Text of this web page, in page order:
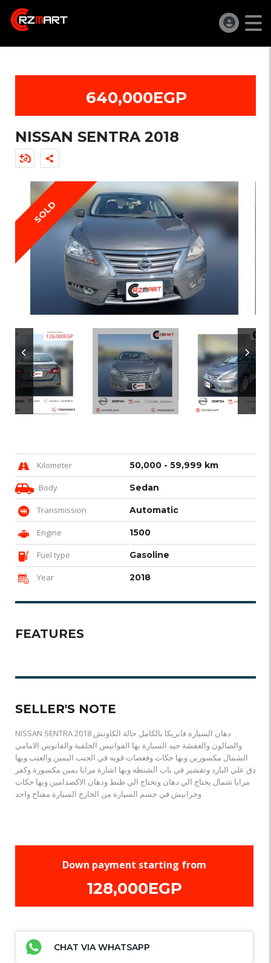
640,000EGP
NISSAN SENTRA 2018
SOLD
Kilometer 50,000 - 59,999 km
Body Sedan
Transmission Automatic
Engine 1500
Fuel type Gasoline
Year 2018
FEATURES
SELLER'S NOTE
NISSAN SENTRA 2018 دهان السيارة فابريكا بالكامل حالة الكاوتش
والصالون والعفشة جيد السيارة بها الفوانيس الخلفية والفانوس الامامي
الشمال مكسورين وبها حكات وفعصات قويه في الجنب اليمين والعتب وبها
دق علي البارد وتقشير في باب الشنطه وبها اشارة مرايا يمين مكسورة وكفر
مرايا شمال يحتاج الي دهان وتحتاج الي ظبط ودهان الاكصدامين وبها حكات
وخرابيش في جسم السيارة من الخارج السيارة مفتاح واحد
Down payment starting from
128,000EGP
CHAT VIA WHATSAPP